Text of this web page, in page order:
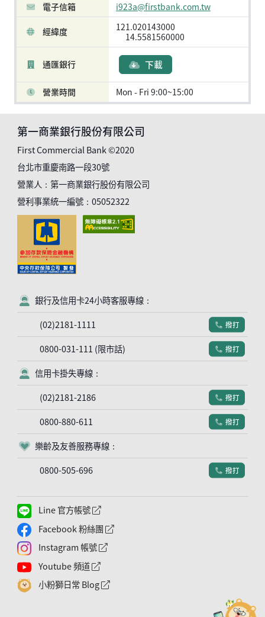
電子信箱
i923a@firstbank.com.tw
經緯度
121.020143000
14.5581560000
通匯銀行 下載
營業時間 Mon - Fri 9:00~15:00
第一商業銀行股份有限公司
First Commercial Bank ©2020
台北市重慶南路一段30號
營業人：第一商業銀行股份有限公司
營利事業統一編號：05052322
客服符號
銀行及信用卡24小時客服專線：
(02)2181-1111
電話符號
撥打
0800-031-111 (限市話) 電話符號
撥打
客服符號
信用卡掛失專線：
(02)2181-2186
電話符號
撥打
0800-880-611 電話符號
撥打
客服符號
樂齡及友善服務專線：
0800-505-696
電話符號
撥打
Line 官方帳號 外網連結符號
Facebook 粉絲團 外網連結符號
Instagram 帳號 外網連結符號
Youtube 頻道 外網連結符號
小粉獅日常 Blog 外網連結符號